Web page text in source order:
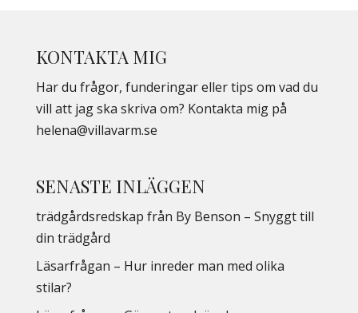
KONTAKTA MIG
Har du frågor, funderingar eller tips om vad du
vill att jag ska skriva om? Kontakta mig på
helena@villavarm.se
SENASTE INLÄGGEN
trädgårdsredskap från By Benson – Snyggt till
din trädgård
Läsarfrågan – Hur inreder man med olika
stilar?